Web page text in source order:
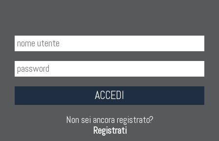
ACCEDI
Non sei ancora registrato?
Registrati